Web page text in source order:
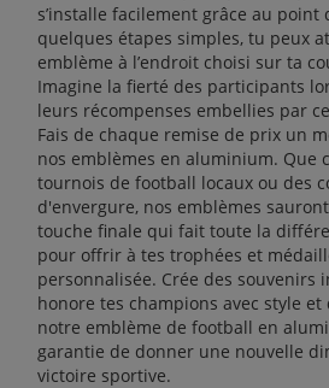
s’installe facilement grâce au point
quelques étapes simples, tu peux
emblème à l’endroit choisi sur ta
Imagine la fierté des participants
leurs récompenses embellies par
Fais de chaque remise de prix un
nos emblèmes en aluminium. Que
tournois de football locaux ou des
d'envergure, nos emblèmes
touche finale qui fait toute la
pour offrir à tes trophées et
personnalisée. Crée des souvenirs
honore tes champions avec style
notre emblème de football en
garantie de donner une nouvelle
victoire sportive.